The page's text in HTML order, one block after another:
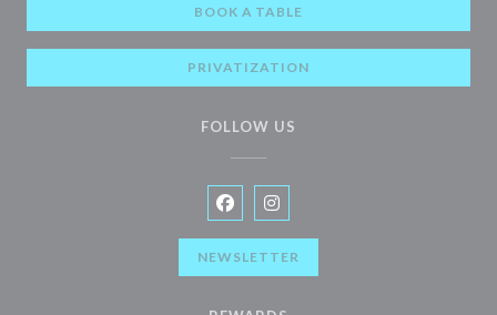
BOOK A TABLE
PRIVATIZATION
FOLLOW US
Facebook ((opens in a new
Instagram ((opens in a new
NEWSLETTER